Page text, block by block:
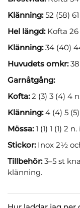
Klänning:52 (58)
Hel längd:Kofta 26
Klänning:34 (40)
Huvudets omkr:38
Garnåtgång:
Kofta:2 (3) 3 (4) 4
Klänning:4 (4) 5
Mössa:1 (1) 1 (1) 2
Stickor:Inox 2½
Tillbehör:3–5 st
klänning.